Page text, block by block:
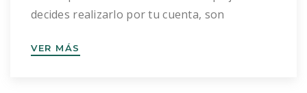
decides realizarlo por tu cuenta, son
consideramos esencial un asesoramiento
VER MÁS